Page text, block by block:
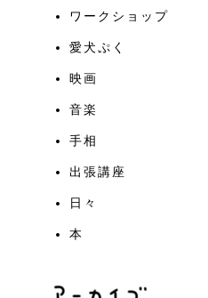
ワークショップ
愛犬ぷく
映画
音楽
手相
出張講座
日々
本